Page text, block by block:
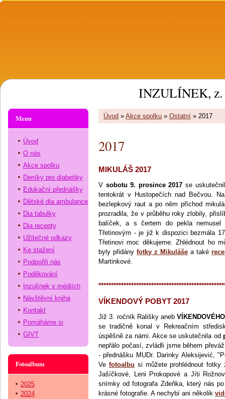
INZULÍNEK, z.
Úvod » Akce spolku » Ostatní » 2017
2017
MIKULÁŠ 2017
V sobotu 9. prosince 2017 se
tentokrát v Hustopečích nad Bečvou.
bezlepkový raut a po něm příchod
prozradila, že v průběhu roky zlobily,
balíček, a s čertem do pekla
Třetinovým - je již k dispozici bezmála
Třetinovi moc děkujeme. Zhlédnout ho
byly přidányfotky z Mikuláše a také
Martinkové.
VÍKENDOVÝ POBYT 2017
Již 3. ročník Rališky aneb
se tradičně konal v Rekreačním
úspěšně za námi. Akce se uskutečnila od
nepřálo počasí, zvládli jsme během
- přednášku MUDr. Darinky Aleksijević,
Ve fotoalbu si můžete prohlédnout
Jašíčkové, Leni Prokopové a Jíti
snímky od fotografa Zdeňka, který nás
krásné fotografie. A nechybí ani několik
Menu
Úvod
O nás
Akce spolku
Deníky pro diabetiky
Edukační přednášky
Dětské dia ambulance
Dia tabulky
Dia recepty
Užitečné odkazy
Ke stažení
Podpořili nás
Poděkování
Inzulínek v médiích
Návštěvní kniha
Kontakt
Pomáháme si
GIVT
Fotoalbum
2025
2024